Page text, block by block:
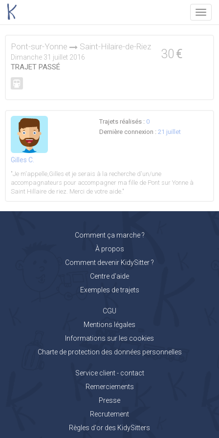
Menu
Pont-sur-Yonne Saint-Hilaire-de-Riez
Dimanche 31 juillet 2016
TRAJET PASSÉ
30 €
Gilles C.
Trajets réalisés : 0
Dernière connexion : 21 juillet
"Je m'appelle,Gilles et je serais à la recherche d'un/une
accompagnateurs pour accompagner ma fille de Pont sur Yonne à
Saint Hillaire de riez. Merci de votre aide."
Comment ça marche ?
À propos
Comment devenir KidySitter ?
Centre d'aide
Exemples de trajets
CGU
Mentions légales
Informations sur les cookies
Charte de protection des données personnelles
Service client - contact
Remerciements
Presse
Recrutement
Règles d'or des KidySitters